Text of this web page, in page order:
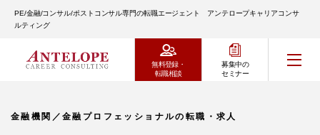
PE/金融/コンサル/ポストコンサル専門の転職エージェント アンテロープキャリアコンサ
ルティング
無料登録・
転職相談
募集中の
セミナー
金融機関／金融プロフェッショナルの転職・求人